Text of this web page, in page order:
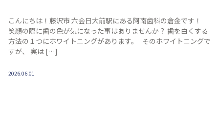
こんにちは！藤沢市 六会日大前駅にある阿南歯科の倉金です！
笑顔の際に歯の色が気になった事はありませんか？ 歯を白くする
方法の１つにホワイトニングがあります。 そのホワイトニングで
すが、 実は […]
2026.06.01